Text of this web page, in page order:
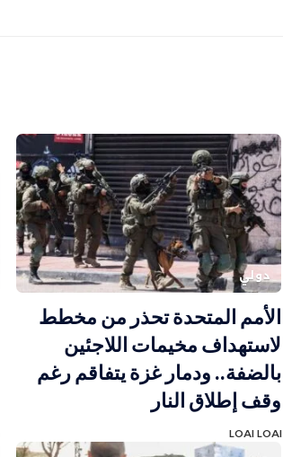
دولي
الأمم المتحدة تحذر من مخطط
لاستهداف مخيمات اللاجئين
بالضفة.. ودمار غزة يتفاقم رغم
وقف إطلاق النار
LOAI LOAI